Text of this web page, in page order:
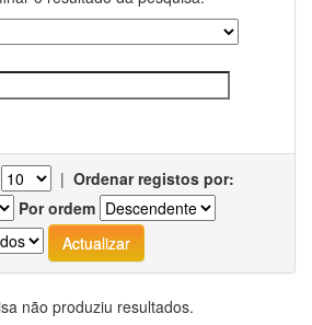
| Ordenar registos por:
Por ordem
não produziu resultados.